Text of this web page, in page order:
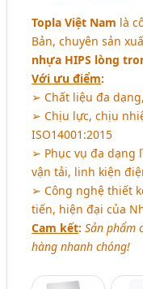
Topla Việt Nam là
Bản, chuyên sản
nhựa HIPS lòng
Với ưu điểm:
➢ Chất liệu đa
➢ Chịu lực, chịu
ISO14001:2015
➢ Phục vụ đa dạng
vận tải, linh kiện
➢ Công nghệ thiết
tiến, hiện đại của
Cam kết: Sản phẩm
hàng nhanh chóng!